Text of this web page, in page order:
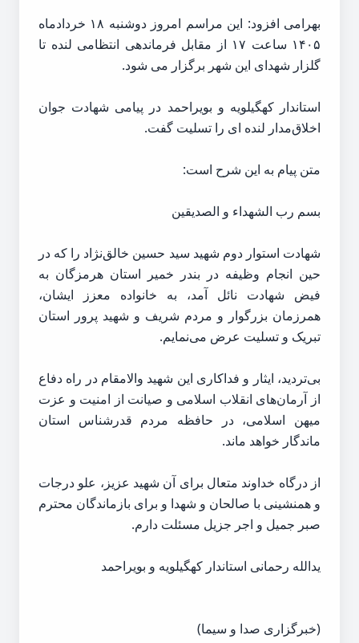
بهرامی افزود: این مراسم امروز دوشنبه ۱۸ خردادماه
۱۴۰۵ ساعت ۱۷ از مقابل فرماندهی انتظامی لنده تا
گلزار شهدای این شهر برگزار می شود.
استاندار کهگیلویه و بویراحمد در پیامی شهادت جوان
اخلاق‌مدار لنده ای را تسلیت گفت.
متن پیام به این شرح است:
بسم‌ رب الشهداء و الصدیقین
شهادت استوار دوم شهید سید حسین خالق‌نژاد را که در
حین انجام وظیفه در بندر خمیر استان هرمزگان به
فیض شهادت نائل آمد، به خانواده معزز ایشان،
همرزمان بزرگوار و مردم شریف و شهید پرور استان
تبریک و تسلیت عرض می‌نمایم.
بی‌تردید، ایثار و فداکاری این شهید والامقام در راه دفاع
از آرمان‌های انقلاب اسلامی و صیانت از امنیت و عزت
میهن اسلامی، در حافظه مردم قدرشناس استان
ماندگار خواهد ماند.
از درگاه خداوند متعال برای آن شهید عزیز، علو درجات
و همنشینی با صالحان و شهدا و برای بازماندگان محترم
صبر جمیل و اجر جزیل مسئلت دارم.
یدالله رحمانی استاندار کهگیلویه و بویراحمد
(خبرگزاری صدا و سیما)